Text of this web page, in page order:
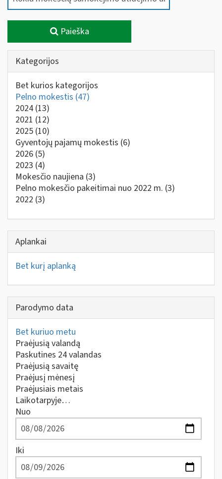
Paieška
Kategorijos
Bet kurios kategorijos
Pelno mokestis (47)
2024 (13)
2021 (12)
2025 (10)
Gyventojų pajamų mokestis (6)
2026 (5)
2023 (4)
Mokesčio naujiena (3)
Pelno mokesčio pakeitimai nuo 2022 m. (3)
2022 (3)
Aplankai
Bet kurį aplanką
Parodymo data
Bet kuriuo metu
Praėjusią valandą
Paskutines 24 valandas
Praėjusią savaitę
Praėjusį mėnesį
Praėjusiais metais
Laikotarpyje…
Nuo
Iki